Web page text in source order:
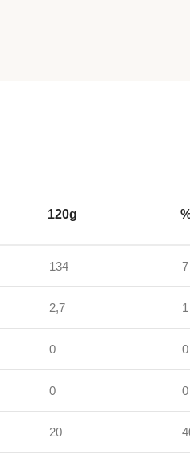
120g
134 7
2,7 1
0 0
0 0
20